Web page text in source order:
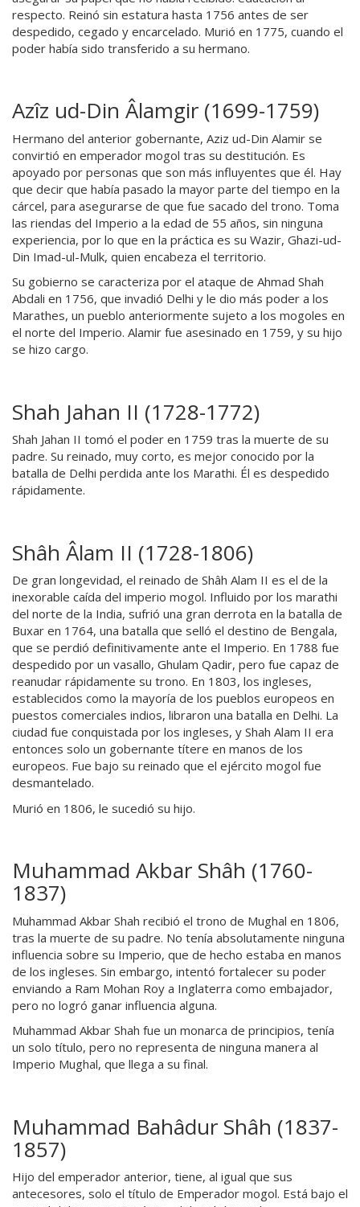
respecto. Reinó sin estatura hasta 1756 antes de ser
despedido, cegado y encarcelado. Murió en 1775, cuando el
poder había sido transferido a su hermano.
Azîz ud-Din Âlamgir (1699-1759)
Hermano del anterior gobernante, Aziz ud-Din Alamir se
convirtió en emperador mogol tras su destitución. Es
apoyado por personas que son más influyentes que él. Hay
que decir que había pasado la mayor parte del tiempo en la
cárcel, para asegurarse de que fue sacado del trono. Toma
las riendas del Imperio a la edad de 55 años, sin ninguna
experiencia, por lo que en la práctica es su Wazir, Ghazi-ud-
Din Imad-ul-Mulk, quien encabeza el territorio.
Su gobierno se caracteriza por el ataque de Ahmad Shah
Abdali en 1756, que invadió Delhi y le dio más poder a los
Marathes, un pueblo anteriormente sujeto a los mogoles en
el norte del Imperio. Alamir fue asesinado en 1759, y su hijo
se hizo cargo.
Shah Jahan II (1728-1772)
Shah Jahan II tomó el poder en 1759 tras la muerte de su
padre. Su reinado, muy corto, es mejor conocido por la
batalla de Delhi perdida ante los Marathi. Él es despedido
rápidamente.
Shâh Âlam II (1728-1806)
De gran longevidad, el reinado de Shâh Alam II es el de la
inexorable caída del imperio mogol. Influido por los marathi
del norte de la India, sufrió una gran derrota en la batalla de
Buxar en 1764, una batalla que selló el destino de Bengala,
que se perdió definitivamente ante el Imperio. En 1788 fue
despedido por un vasallo, Ghulam Qadir, pero fue capaz de
reanudar rápidamente su trono. En 1803, los ingleses,
establecidos como la mayoría de los pueblos europeos en
puestos comerciales indios, libraron una batalla en Delhi. La
ciudad fue conquistada por los ingleses, y Shah Alam II era
entonces solo un gobernante títere en manos de los
europeos. Fue bajo su reinado que el ejército mogol fue
desmantelado.
Murió en 1806, le sucedió su hijo.
Muhammad Akbar Shâh (1760-
1837)
Muhammad Akbar Shah recibió el trono de Mughal en 1806,
tras la muerte de su padre. No tenía absolutamente ninguna
influencia sobre su Imperio, que de hecho estaba en manos
de los ingleses. Sin embargo, intentó fortalecer su poder
enviando a Ram Mohan Roy a Inglaterra como embajador,
pero no logró ganar influencia alguna.
Muhammad Akbar Shah fue un monarca de principios, tenía
un solo título, pero no representa de ninguna manera al
Imperio Mughal, que llega a su final.
Muhammad Bahâdur Shâh (1837-
1857)
Hijo del emperador anterior, tiene, al igual que sus
antecesores, solo el título de Emperador mogol. Está bajo el